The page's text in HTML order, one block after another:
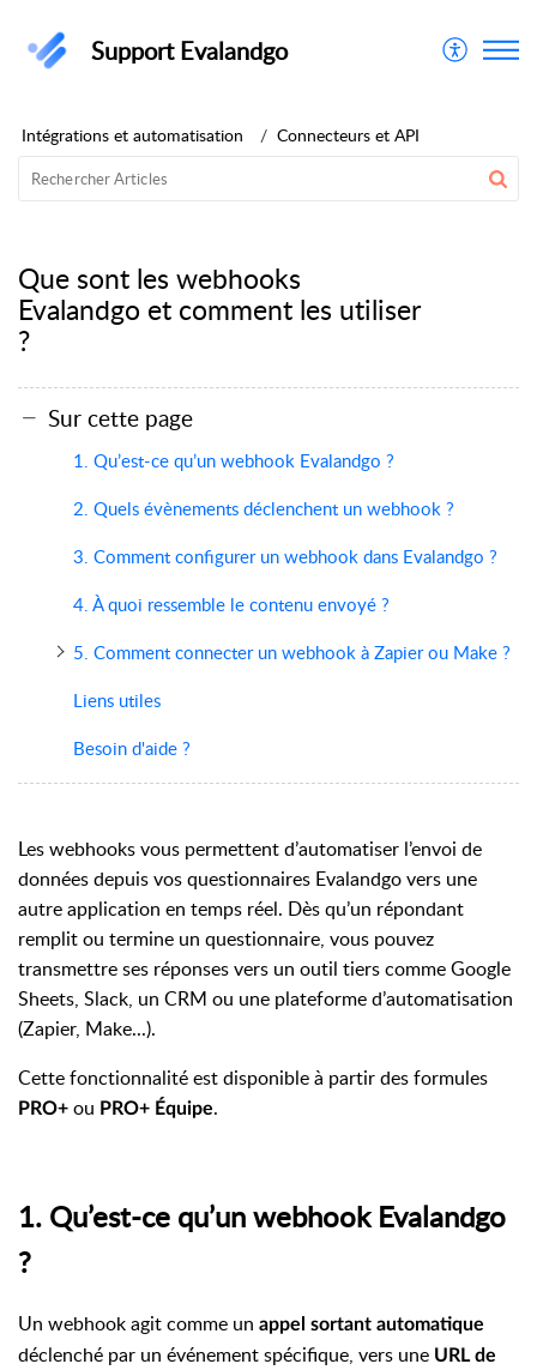
Support Evalandgo
Intégrations et automatisation Connecteurs et API
Que sont les webhooks
Evalandgo et comment les utiliser
?
Sur cette page
1. Qu’est-ce qu’un webhook Evalandgo ?
2. Quels évènements déclenchent un webhook ?
3. Comment configurer un webhook dans Evalandgo ?
4. À quoi ressemble le contenu envoyé ?
5. Comment connecter un webhook à Zapier ou Make ?
Liens utiles
Besoin d'aide ?
Les webhooks vous permettent d’automatiser l’envoi de
données depuis vos questionnaires Evalandgo vers une
autre application en temps réel. Dès qu’un répondant
remplit ou termine un questionnaire, vous pouvez
transmettre ses réponses vers un outil tiers comme Google
Sheets, Slack, un CRM ou une plateforme d’automatisation
(Zapier, Make...).
Cette fonctionnalité est disponible à partir des formules
PRO+ ou PRO+ Équipe.
1. Qu’est-ce qu’un webhook Evalandgo
?
Un webhook agit comme un appel sortant automatique
déclenché par un événement spécifique, vers une URL de